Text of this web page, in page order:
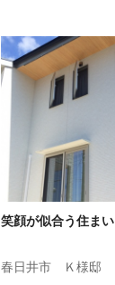
笑顔が似合う住まい
春日井市 Ｋ様邸